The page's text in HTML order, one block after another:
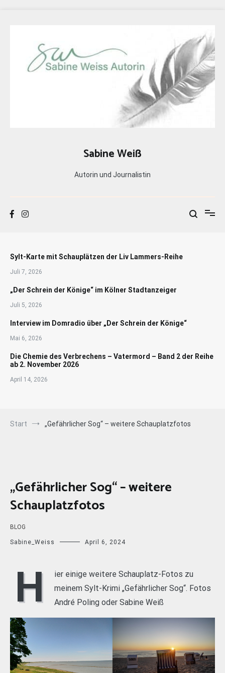
Sabine Weiß
Autorin und Journalistin
Sylt-Karte mit Schauplätzen der Liv Lammers-Reihe
Juli 7, 2026
„Der Schrein der Könige“ im Kölner Stadtanzeiger
Juli 5, 2026
Interview im Domradio über „Der Schrein der Könige“
Mai 6, 2026
Die Chemie des Verbrechens – Vatermord – Band 2 der Reihe
ab 2. November 2026
April 14, 2026
Start „Gefährlicher Sog“ – weitere Schauplatzfotos
„Gefährlicher Sog“ – weitere
Schauplatzfotos
BLOG
Sabine_Weiss April 6, 2024
H
ier einige weitere Schauplatz-Fotos zu
meinem Sylt-Krimi „Gefährlicher Sog“. Fotos
André Poling oder Sabine Weiß